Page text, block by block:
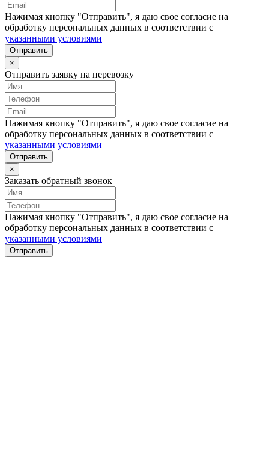
Нажимая кнопку "Отправить", я даю свое согласие на
обработку персональных данных в соответствии с
указанными условиями
Отправить
×
Отправить заявку на перевозку
Нажимая кнопку "Отправить", я даю свое согласие на
обработку персональных данных в соответствии с
указанными условиями
Отправить
×
Заказать обратный звонок
Нажимая кнопку "Отправить", я даю свое согласие на
обработку персональных данных в соответствии с
указанными условиями
Отправить